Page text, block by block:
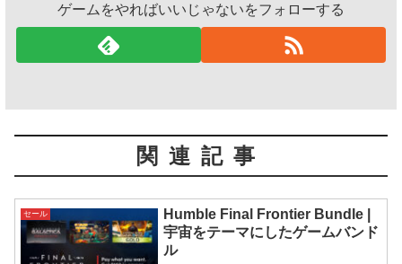
ゲームをやればいいじゃないをフォローする
関連記事
セール
Humble Final Frontier Bundle |
宇宙をテーマにしたゲームバンド
ル